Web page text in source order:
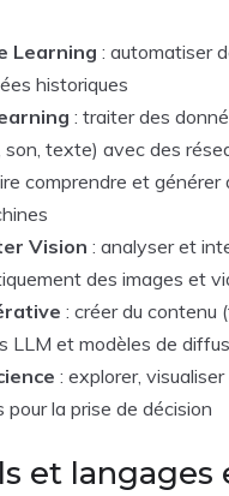
Learning : automatiser
historiques
: traiter des
son, texte) avec des
comprendre et générer
Vision : analyser et
des images et
: créer du contenu
LLM et modèles de
: explorer,
pour la prise de décision
et langages